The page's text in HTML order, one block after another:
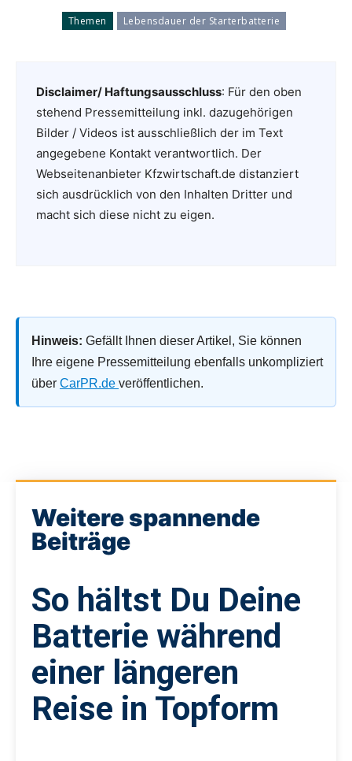
Themen Lebensdauer der Starterbatterie
Disclaimer/ Haftungsausschluss: Für den oben
stehend Pressemitteilung inkl. dazugehörigen
Bilder / Videos ist ausschließlich der im Text
angegebene Kontakt verantwortlich. Der
Webseitenanbieter Kfzwirtschaft.de distanziert
sich ausdrücklich von den Inhalten Dritter und
macht sich diese nicht zu eigen.
Hinweis: Gefällt Ihnen dieser Artikel, Sie können
Ihre eigene Pressemitteilung ebenfalls unkompliziert
über CarPR.de veröffentlichen.
Weitere spannende
Beiträge
So hältst Du Deine
Batterie während
einer längeren
Reise in Topform